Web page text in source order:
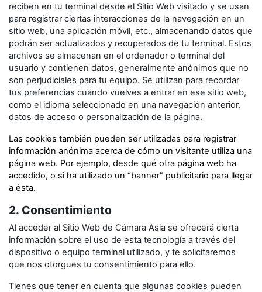
reciben en tu terminal desde el Sitio Web visitado y se usan
para registrar ciertas interacciones de la navegación en un
sitio web, una aplicación móvil, etc., almacenando datos que
podrán ser actualizados y recuperados de tu terminal. Estos
archivos se almacenan en el ordenador o terminal del
usuario y contienen datos, generalmente anónimos que no
son perjudiciales para tu equipo. Se utilizan para recordar
tus preferencias cuando vuelves a entrar en ese sitio web,
como el idioma seleccionado en una navegación anterior,
datos de acceso o personalización de la página.
Las cookies también pueden ser utilizadas para registrar
información anónima acerca de cómo un visitante utiliza una
página web. Por ejemplo, desde qué otra página web ha
accedido, o si ha utilizado un “banner” publicitario para llegar
a ésta.
2. Consentimiento
Al acceder al Sitio Web de Cámara Asia se ofrecerá cierta
información sobre el uso de esta tecnología a través del
dispositivo o equipo terminal utilizado, y te solicitaremos
que nos otorgues tu consentimiento para ello.
Tienes que tener en cuenta que algunas cookies pueden